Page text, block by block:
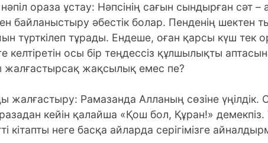
ораза ұстау: Нәпсінің сағын сындырған сәт
байланыстыру әбестік болар. Пенденің шектен
түрткілеп тұрады. Ендеше, оған қарсы күш тек
келтіретін осы бір теңдессіз құлшылықты
жақсылық емес пе?
жалғастыру: Рамазанда Алланың сөзіне үңілдік.
кейін қалайша «Қош бол, Құран!» демекпіз.
кітапты неге басқа айларда серігімізге